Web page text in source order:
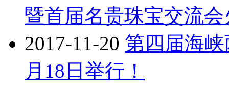
暨首届名贵珠宝交流
2017-11-20 第四届海
月18日举行！